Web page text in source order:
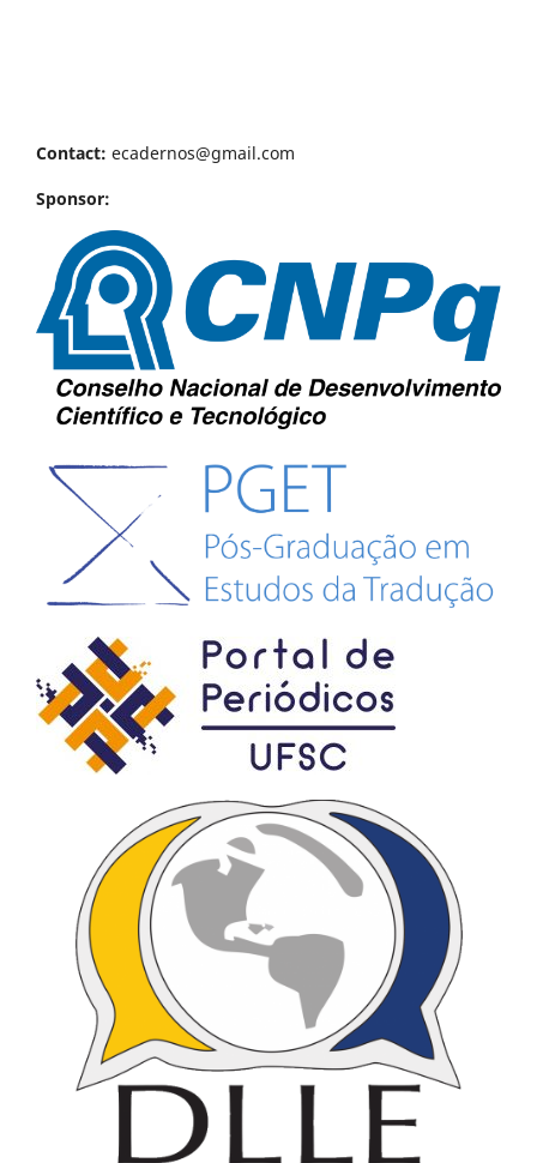
Contact: ecadernos@gmail.com
Sponsor: